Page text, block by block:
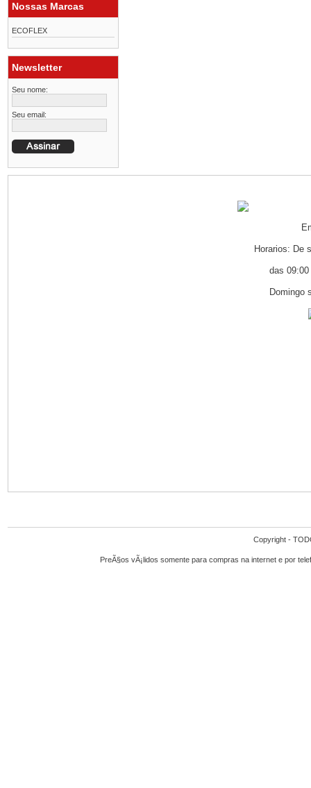
Nossas Marcas
ECOFLEX
Newsletter
Seu nome:
Seu email:
Horarios: De
das
Domingo
Copyright -
PreÃ§os vÃ¡lidos somente para compras na internet e por